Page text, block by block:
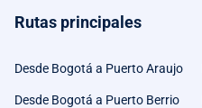
Rutas principales
Desde Bogotá a Puerto Araujo
Desde Bogotá a Puerto Berrio